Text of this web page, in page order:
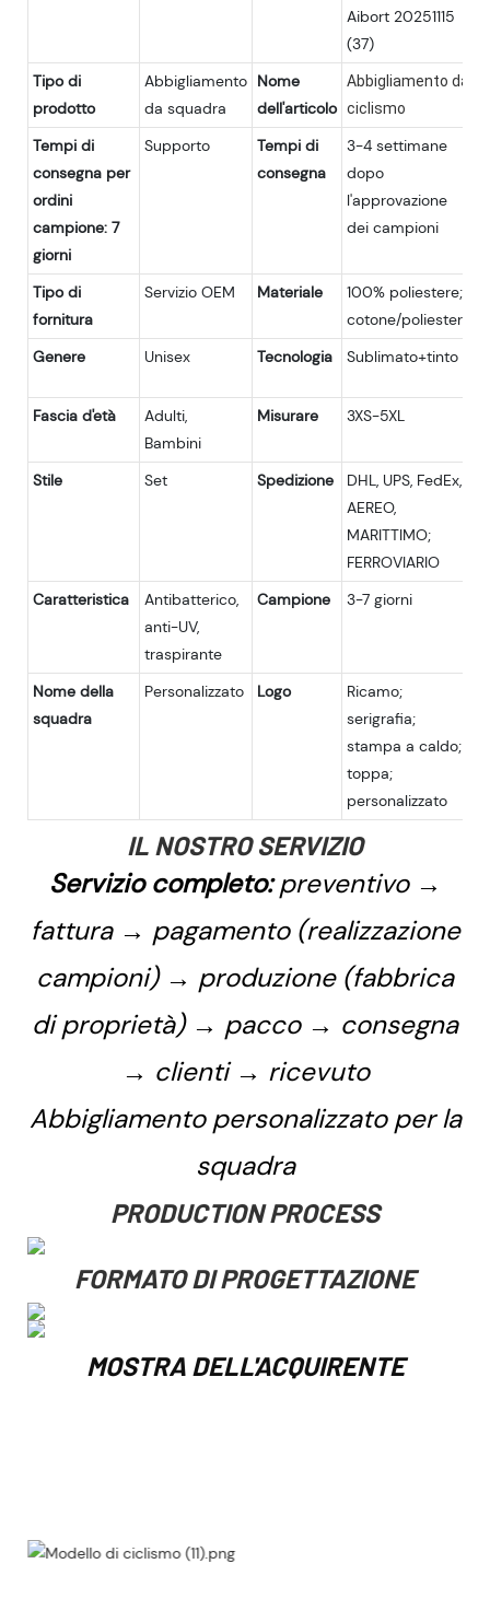
Aibort 20251115
(37)
Tipo di
prodotto
Abbigliamento
da squadra
Nome
dell'articolo
Abbigliamento da
ciclismo
Tempi di
consegna per
ordini
campione: 7
giorni
Supporto
Tempi di
consegna
3-4 settimane
dopo
l'approvazione
dei campioni
Tipo di
fornitura
Servizio OEM Materiale
100% poliestere;
cotone/poliestere
Genere
Unisex Tecnologia Sublimato+tinto
Fascia d'età
Adulti,
Bambini
Misurare 3XS-5XL
Stile Set Spedizione
DHL, UPS, FedEx,
AEREO,
MARITTIMO;
FERROVIARIO
Caratteristica
Antibatterico,
anti-UV,
traspirante
Campione 3-7 giorni
Nome della
squadra
Personalizzato Logo
Ricamo;
serigrafia;
stampa a caldo;
toppa;
personalizzato
IL NOSTRO SERVIZIO
Servizio completo:preventivo →
fattura → pagamento (realizzazione
campioni) → produzione (fabbrica
di proprietà) → pacco → consegna
→ clienti → ricevuto
Abbigliamento personalizzato per la
squadra
PRODUCTION PROCESS
FORMATO DI PROGETTAZIONE
MOSTRA DELL'ACQUIRENTE